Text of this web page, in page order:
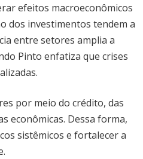
efeitos macroeconômicos
dos investimentos tendem a
entre setores amplia a
Pinto enfatiza que crises
por meio do crédito, das
econômicas. Dessa forma,
sistêmicos e fortalecer a